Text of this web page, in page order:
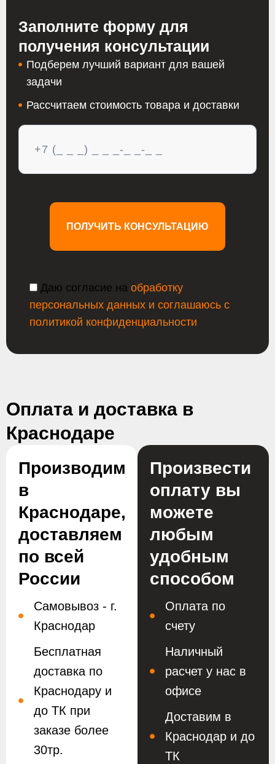
Заполните форму для
получения консультации
Подберем лучший вариант для вашей
задачи
Рассчитаем стоимость товара и доставки
ПОЛУЧИТЬ КОНСУЛЬТАЦИЮ
Даю согласие на обработку
персональных данных и соглашаюсь с
политикой конфиденциальности
Оплата и доставка в
Краснодаре
Производим
в
Краснодаре,
доставляем
по всей
России
Самовывоз - г.
Краснодар
Бесплатная
доставка по
Краснодару и
до ТК при
заказе более
30тр.
Произвести
оплату вы
можете
любым
удобным
способом
Оплата по
счету
Наличный
расчет у нас в
офисе
Доставим в
Краснодар и до
ТК